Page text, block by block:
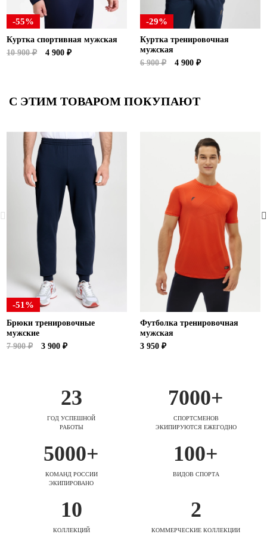
-55%
Куртка спортивная мужская
10 900 ₽
4 900 ₽
-29%
Куртка тренировочная
мужская
6 900 ₽
4 900 ₽
С ЭТИМ ТОВАРОМ ПОКУПАЮТ
-51%
Брюки тренировочные
мужские
7 900 ₽
3 900 ₽
Футболка тренировочная
мужская
3 950 ₽
23
ГОД УСПЕШНОЙ
РАБОТЫ
7000+
СПОРТСМЕНОВ
ЭКИПИРУЮТСЯ ЕЖЕГОДНО
5000+
КОМАНД РОССИИ
ЭКИПИРОВАНО
100+
ВИДОВ СПОРТА
10
КОЛЛЕКЦИЙ
2
КОММЕРЧЕСКИЕ КОЛЛЕКЦИИ